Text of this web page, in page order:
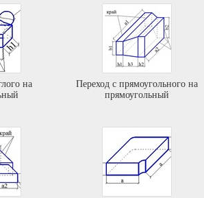
на
Переход с прямоугольного на
прямоугольный